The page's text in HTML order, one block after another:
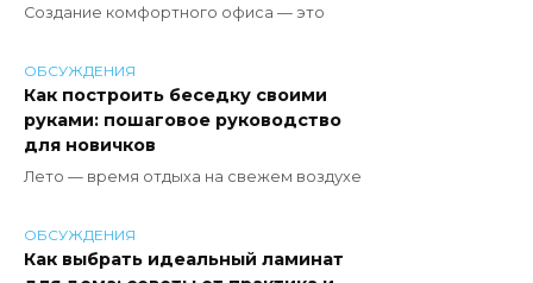
Создание комфортного офиса — это
ОБСУЖДЕНИЯ
Как построить беседку своими
руками: пошаговое руководство
для новичков
Лето — время отдыха на свежем воздухе
ОБСУЖДЕНИЯ
Как выбрать идеальный ламинат